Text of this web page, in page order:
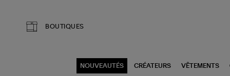
BOUTIQUES
NOUVEAUTÉS CRÉATEURS VÊTEMENTS